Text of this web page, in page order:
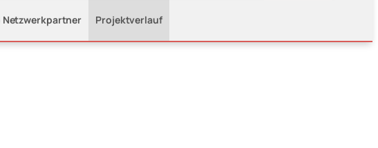
Projektverlauf